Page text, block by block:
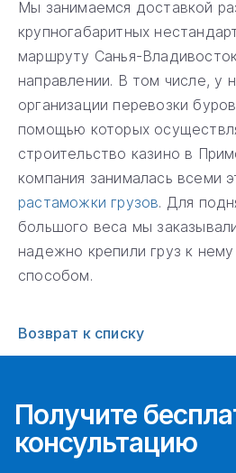
Мы занимаемся доставкой
крупногабаритных
маршруту Санья-
направлении. В том числе, у
организации перевозки
помощью которых
строительство казино в
компания занималась всеми
растаможки грузов. Для
большого веса мы
надежно крепили груз к
способом.
Возврат к списку
Получите
консультацию